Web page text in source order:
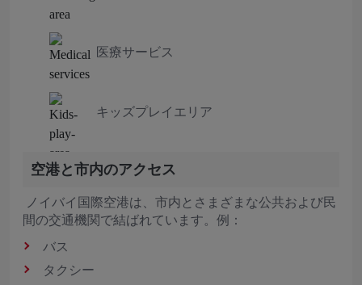
医療サービス
キッズプレイエリア
空港と市内のアクセス
ノイバイ国際空港は、市内とさまざまな公共および民
間の交通機関で結ばれています。例：
バス
タクシー